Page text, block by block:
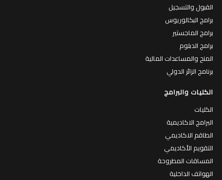
القبول والتسجيل
برامج البكالوريوس
برامج الماجستير
برامج الدبلوم
المنح والمساعدات المالية
برنامج الزائر الدولي
الكليات والبرامج
الكليات
البرامج الاكاديمية
الطاقم الاكاديمي
التقويم الأكاديمي
المساقات المطروحة
الهواتف الداخلية